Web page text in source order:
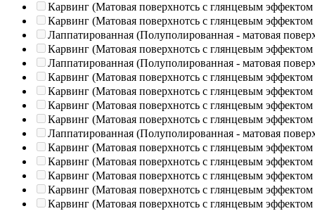
Карвинг (Матовая поверхнотсь с глянцевым эффектом
Карвинг (Матовая поверхнотсь с глянцевым эффектом
Лаппатированная (Полуполированная - матовая
Карвинг (Матовая поверхнотсь с глянцевым эффектом
Лаппатированная (Полуполированная - матовая
Карвинг (Матовая поверхнотсь с глянцевым эффектом
Карвинг (Матовая поверхнотсь с глянцевым эффектом
Карвинг (Матовая поверхнотсь с глянцевым эффектом
Карвинг (Матовая поверхнотсь с глянцевым эффектом
Лаппатированная (Полуполированная - матовая
Карвинг (Матовая поверхнотсь с глянцевым эффектом
Карвинг (Матовая поверхнотсь с глянцевым эффектом
Карвинг (Матовая поверхнотсь с глянцевым эффектом
Карвинг (Матовая поверхнотсь с глянцевым эффектом
Карвинг (Матовая поверхнотсь с глянцевым эффектом